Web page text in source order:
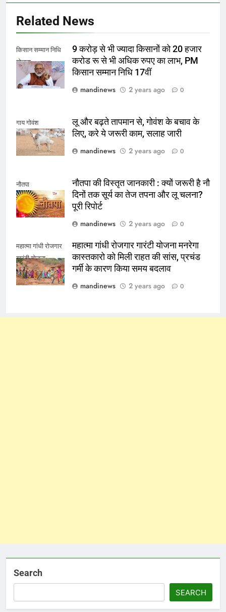
Related News
किसान सम्मान निधि
योजना
9 करोड़ से भी ज्यादा किसानों को 20 हजार
करोड रू से भी अधिक रुपए का लाभ, PM
किसान सम्मान निधि 17वीं
mandinews
2 years ago 0
गाय गोवंश
लू और बढ़ते तापमान से, गोवंश के बचाव के
लिए, करे ये जरूरी काम, सलाह जारी
mandinews
2 years ago 0
नौतपा
नौतपा की विस्तृत जानकारी : क्यों जरूरी है नौ
दिनों तक सूर्य का तेज तपना और लू चलना?
पूरी रिपोर्ट
mandinews
2 years ago 0
महात्मा गांधी रोजगार
गारंटी योजना
महात्मा गांधी रोजगार गारंटी योजना मनरेगा
कास्तकारो को मिली राहत की सांस, प्रचंड
गर्मी के कारण किया समय बदलाव
mandinews
2 years ago 0
Search
SEARCH